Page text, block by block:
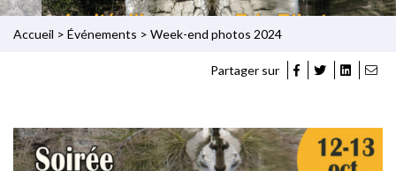
Accueil > Événements > Week-end photos 2024
Partager sur